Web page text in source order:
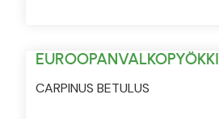
EUROOPANVALKOPYÖKKI
CARPINUS BETULUS